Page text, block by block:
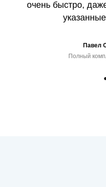
очень быстро,
Павел
Полный